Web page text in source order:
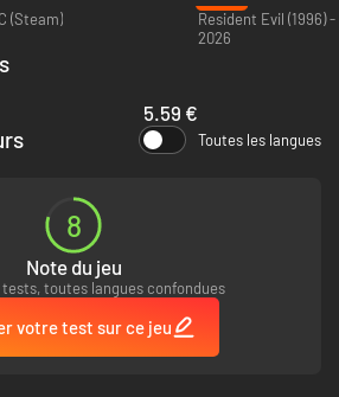
(Steam)
Resident Evil (1996)
2026
5.59 €
Toutes les langues
8
Note du jeu
tests, toutes langues confondues
votre test sur ce jeu